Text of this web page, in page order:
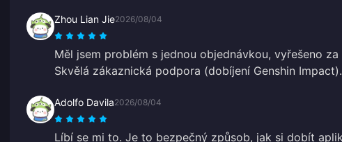
Zhou Lian Jie2026/08/04
Měl jsem problém s jednou objednávkou, vyřešeno za
Skvělá zákaznická podpora (dobíjení Genshin Impact).
Adolfo Davila2026/08/04
Líbí se mi to. Je to bezpečný způsob, jak si dobít